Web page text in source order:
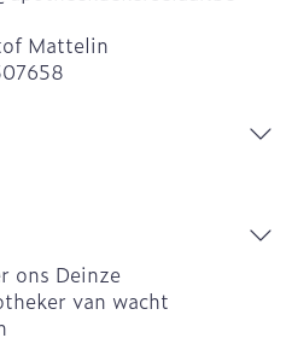
Mattelin
ons Deinze
van wacht